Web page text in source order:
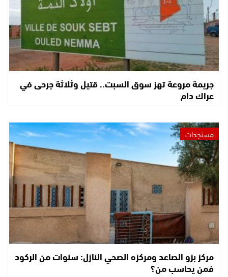
جريمة مروعة تهز سوق السبت.. قتيل وثلاثة جرحى في
عراك دام
مستجدات
مركز بزو الصاعد ومركزه الصحي النازل: سنوات من الركود
فمن يحاسب من؟